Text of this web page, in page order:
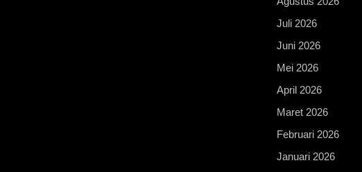
Juli 2026
Juni 2026
Mei 2026
April 2026
Maret 2026
Februari 2026
Januari 2026